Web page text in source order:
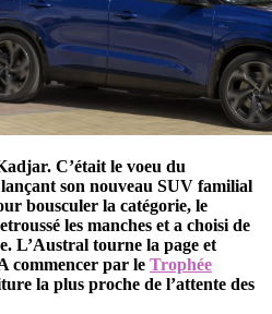
C’était le voeu du
son nouveau SUV familial
bousculer la catégorie, le
les manches et a choisi de
L’Austral tourne la page et
commencer par le Trophée
la plus proche de l’attente des